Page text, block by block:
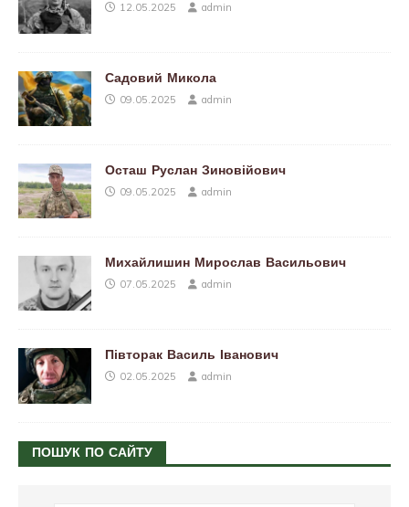
12.05.2025 admin
Садовий Микола
09.05.2025 admin
Осташ Руслан Зиновійович
09.05.2025 admin
Михайлишин Мирослав Васильович
07.05.2025 admin
Півторак Василь Іванович
02.05.2025 admin
ПОШУК ПО САЙТУ